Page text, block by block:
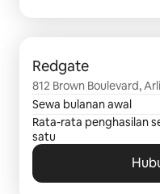
Redgate
812 Brown Boulevard,
Sewa bulanan awal
Rata-rata penghasilan
satu